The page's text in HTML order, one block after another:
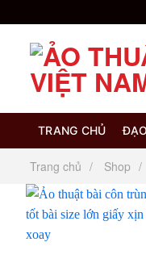
đến
TRANG CHỦ
Trang chủ Shop